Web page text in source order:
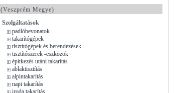
(Veszprém Megye)
Szolgáltatások
padlóbevonatok
takarítógépek
tisztítógépek és berendezések
tisztítószerek -eszközök
építkezés utáni takarítás
ablaktisztítás
alpintakarítás
napi takarítás
iroda takarítás